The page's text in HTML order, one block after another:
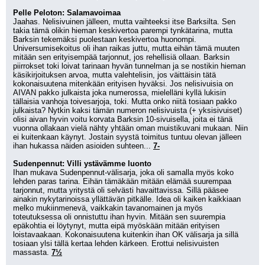
Pelle Peloton: Salamavoimaa
Jaahas. Nelisivuinen jälleen, mutta vaihteeksi itse Barksilta. Sen
takia tämä olikin hieman keskivertoa parempi tynkätarina, mutta
Barksin tekemäksi puolestaan keskivertoa huonompi.
Universumisekoitus oli ihan raikas juttu, mutta eihän tämä muuten
mitään sen erityisempää tarjonnut, jos rehellisiä ollaan. Barksin
piirrokset toki loivat tarinaan hyvän tunnelman ja se nostikin hieman
käsikirjoituksen arvoa, mutta valehtelisin, jos väittäisin tätä
kokonaisuutena mitenkään erityisen hyväksi. Jos nelisivuisia on
AIVAN pakko julkaista joka numerossa, mielelläni kyllä lukisin
tällaisia vanhoja toivesarjoja, toki. Mutta onko niitä tosiaan pakko
julkaista? Nytkin kaksi tämän numeron nelisivuista (+ yksisivuiset)
olisi aivan hyvin voitu korvata Barksin 10-sivuisella, joita ei tänä
vuonna ollakaan vielä nähty yhtään oman muistikuvani mukaan. Niin
ei kuitenkaan käynyt. Jostain syystä toimitus tuntuu olevan jälleen
ihan hukassa näiden asioiden suhteen... 7-
Sudenpennut: Villi ystävämme luonto
Ihan mukava Sudenpennut-välisarja, joka oli samalla myös koko
lehden paras tarina. Eihän tämäkään mitään elämää suurempaa
tarjonnut, mutta yritystä oli selvästi havaittavissa. Sillä pääsee
ainakin nykytarinoissa yllättävän pitkälle. Idea oli kaiken kaikkiaan
melko mukiinmenevä, vaikkakin tavanomainen ja myös
toteutuksessa oli onnistuttu ihan hyvin. Mitään sen suurempia
epäkohtia ei löytynyt, mutta eipä myöskään mitään erityisen
loistavaakaan. Kokonaisuutena kuitenkin ihan OK välisarja ja sillä
tosiaan ylsi tällä kertaa lehden kärkeen. Erottui nelisivuisten
massasta. 7½